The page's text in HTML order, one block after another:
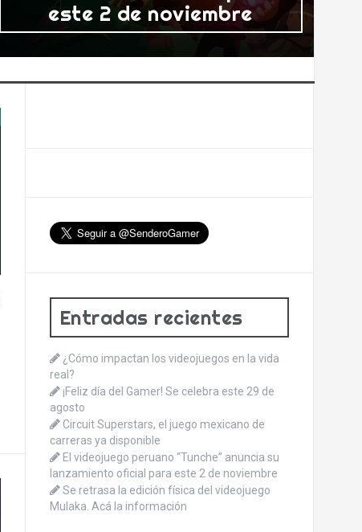
este 2 de noviembre
Entradas recientes
¿Cómo impactan los videojuegos en la vida
real?
¡Feliz día del Gamer! Se celebra este 29 de
agosto
Circuit Superstars, el juego mexicano de
carreras ya disponible
El videojuego peruano “Tunche” anuncia su
lanzamiento oficial para este 2 de noviembre
Se retrasa la edición física del videojuego
Mulaka. Acá la información